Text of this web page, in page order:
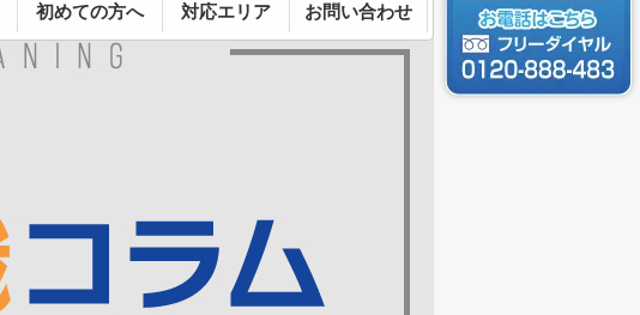
初めての方へ 対応エリア お問い合わせ